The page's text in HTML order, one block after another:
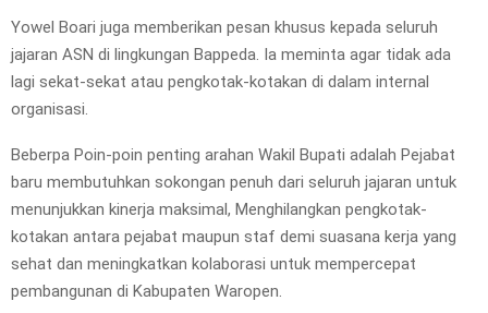
Yowel Boari juga memberikan pesan khusus kepada seluruh
jajaran ASN di lingkungan Bappeda. Ia meminta agar tidak ada
lagi sekat-sekat atau pengkotak-kotakan di dalam internal
organisasi.
Beberpa Poin-poin penting arahan Wakil Bupati adalah Pejabat
baru membutuhkan sokongan penuh dari seluruh jajaran untuk
menunjukkan kinerja maksimal, Menghilangkan pengkotak-
kotakan antara pejabat maupun staf demi suasana kerja yang
sehat dan meningkatkan kolaborasi untuk mempercepat
pembangunan di Kabupaten Waropen.